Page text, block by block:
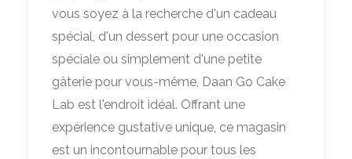
vous soyez à la recherche d'un cadeau
spécial, d'un dessert pour une occasion
spéciale ou simplement d'une petite
gâterie pour vous-même, Daan Go Cake
Lab est l'endroit idéal. Offrant une
expérience gustative unique, ce magasin
est un incontournable pour tous les